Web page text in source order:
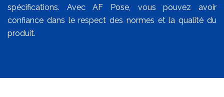
spécifications. Avec AF Pose, vous pouvez avoir
confiance dans le respect des normes et la qualité du
produit.